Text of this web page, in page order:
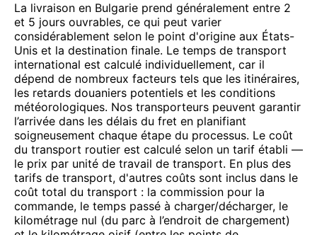
La livraison en Bulgarie prend généralement entre 2
et 5 jours ouvrables, ce qui peut varier
considérablement selon le point d'origine aux États-
Unis et la destination finale. Le temps de transport
international est calculé individuellement, car il
dépend de nombreux facteurs tels que les itinéraires,
les retards douaniers potentiels et les conditions
météorologiques. Nos transporteurs peuvent garantir
l’arrivée dans les délais du fret en planifiant
soigneusement chaque étape du processus. Le coût
du transport routier est calculé selon un tarif établi —
le prix par unité de travail de transport. En plus des
tarifs de transport, d'autres coûts sont inclus dans le
coût total du transport : la commission pour la
commande, le temps passé à charger/décharger, le
kilométrage nul (du parc à l’endroit de chargement)